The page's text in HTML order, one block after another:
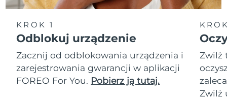
KROK 1
Odblokuj urządzenie
Zacznij od odblokowania urządzenia i
zarejestrowania gwarancji w aplikacji
FOREO For You. Pobierz ją tutaj.
Zwilż
Zwilż